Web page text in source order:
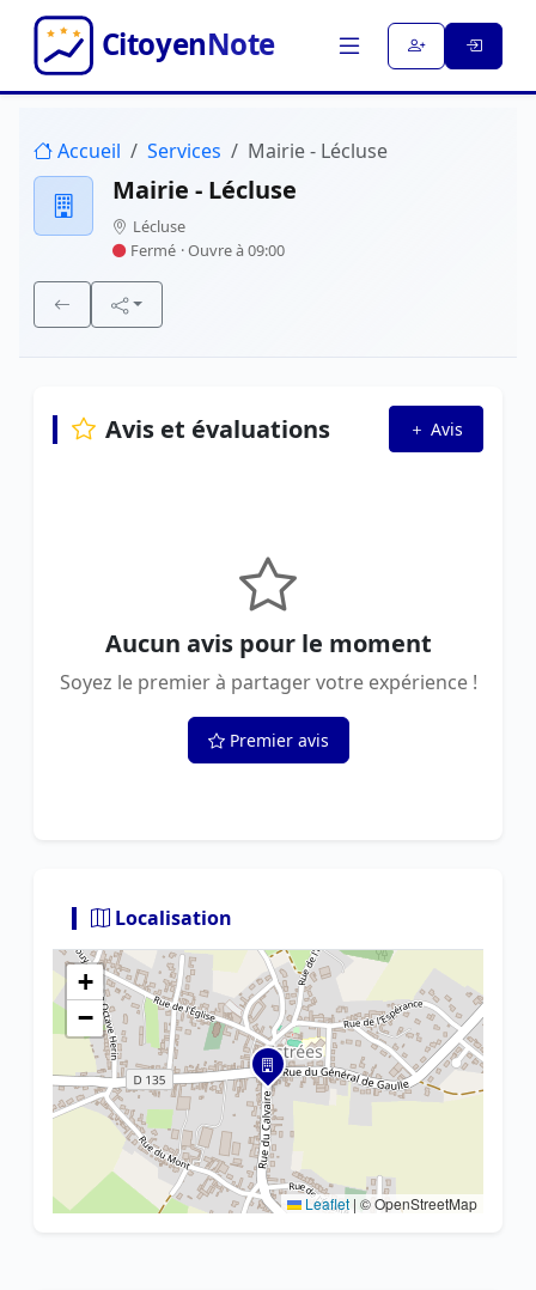
Accueil Services Mairie - Lécluse
Mairie - Lécluse
Lécluse
Fermé · Ouvre à 09:00
Avis et évaluations Avis
Aucun avis pour le moment
Soyez le premier à partager votre expérience !
Premier avis
Localisation
+
−
Leaflet | © OpenStreetMap